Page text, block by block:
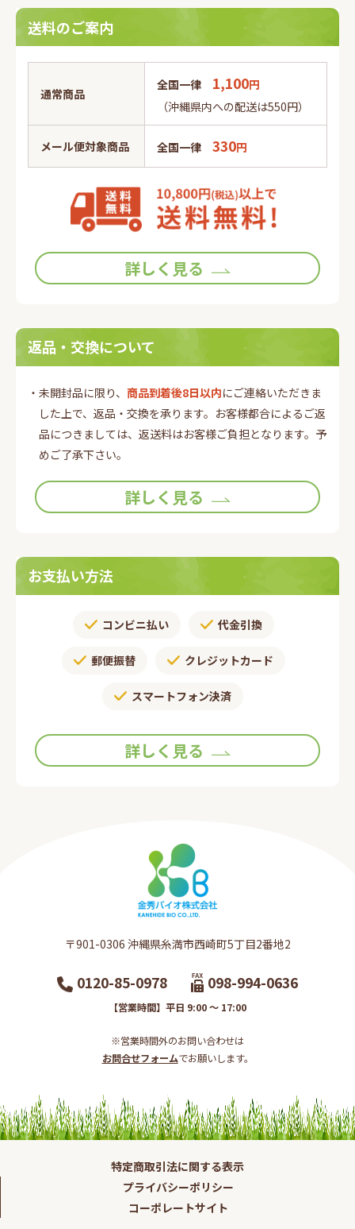
送料のご案内
通常商品
全国一律 1,100円
（沖縄県内への配送は550円）
メール便対象商品 全国一律 330円
詳しく見る
返品・交換について
・未開封品に限り、 商品到着後8日以内にご連絡いただきま
した上で、返品・交換を承ります。お客様都合によるご返
品につきましては、返送料はお客様ご負担となります。予
めご了承下さい。
詳しく見る
お支払い方法
コンビニ払い 代金引換
郵便振替​ クレジットカード
スマートフォン決済
詳しく見る
〒901-0306​ 沖縄県糸満市西崎町5丁目2番地2​
0120-85-0978 098-994-0636
【営業時間】平日 9:00 ～ 17:00
※営業時間外のお問い合わせは
お問合せフォームでお願いします。​
特定商取引法に関する表示
プライバシーポリシー
コーポレートサイト